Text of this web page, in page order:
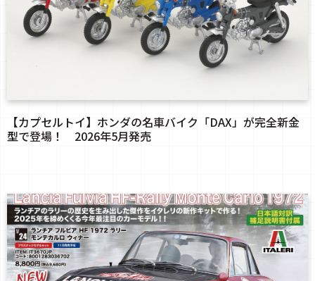
【カプセルトイ】ホンダの名車バイク「DAX」が完全新金
型で登場！ 2026年5月発売